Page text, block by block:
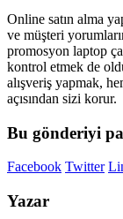
Online satın alma
ve müşteri
promosyon laptop
kontrol etmek de
alışveriş yapmak,
açısından sizi korur.
Bu gönderiyi
Facebook Twitter
Yazar